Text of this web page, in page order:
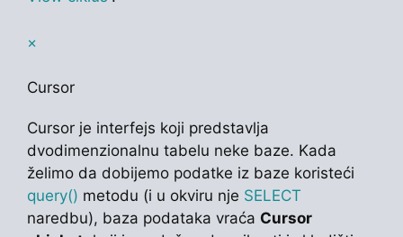
×
Cursor
Cursor je interfejs koji predstavlja
dvodimenzionalnu tabelu neke baze. Kada
želimo da dobijemo podatke iz baze koristeći
query() metodu (i u okviru nje SELECT
naredbu), baza podataka vraća Cursor